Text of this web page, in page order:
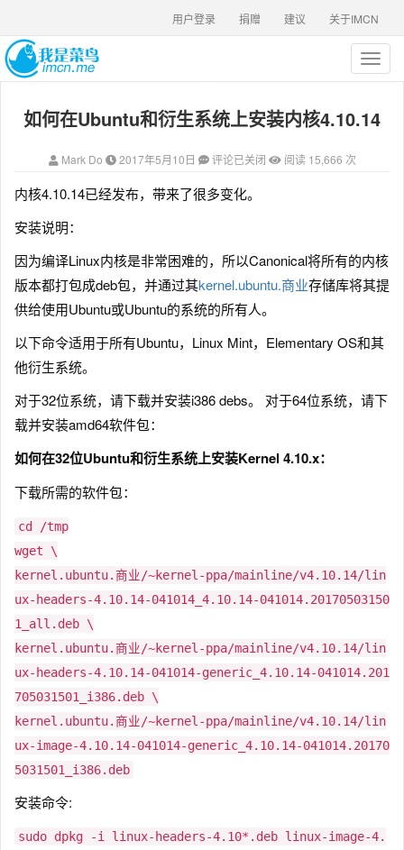
关于IMCN
建议
捐赠
用户登录
T
o
g
a
t
i
如何在Ubuntu和衍生系统上安装内核4.10.14
Mark Do 2017年5月10日 评论已关闭 阅读 15,666 次
内核4.10.14已经发布，带来了很多变化。
安装说明：
因为编译Linux内核是非常困难的，所以Canonical将所有的内核
版本都打包成deb包，并通过其kernel.ubuntu.商业存储库将其提
供给使用Ubuntu或Ubuntu的系统的所有人。
以下命令适用于所有Ubuntu，Linux Mint，Elementary OS和其
他衍生系统。
对于32位系统，请下载并安装i386 debs。 对于64位系统，请下
载并安装amd64软件包：
如何在32位Ubuntu和衍生系统上安装Kernel 4.10.x：
下载所需的软件包：
cd /tmp
wget \
kernel.ubuntu.商业/~kernel-ppa/mainline/v4.10.14/lin
ux-headers-4.10.14-041014_4.10.14-041014.20170503150
1_all.deb \
kernel.ubuntu.商业/~kernel-ppa/mainline/v4.10.14/lin
ux-headers-4.10.14-041014-generic_4.10.14-041014.201
705031501_i386.deb \
kernel.ubuntu.商业/~kernel-ppa/mainline/v4.10.14/lin
ux-image-4.10.14-041014-generic_4.10.14-041014.20170
5031501_i386.deb
安装命令:
sudo dpkg -i linux-headers-4.10*.deb linux-image-4.